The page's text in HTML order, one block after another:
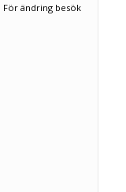
För ändring besök